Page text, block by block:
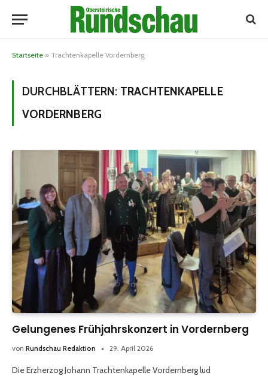
Startseite » Trachtenkapelle Vordernberg
DURCHBLÄTTERN: TRACHTENKAPELLE
VORDERNBERG
Gelungenes Frühjahrskonzert in Vordernberg
von Rundschau Redaktion 29. April 2026
Die Erzherzog Johann Trachtenkapelle Vordernberg lud